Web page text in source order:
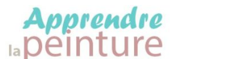
contenu